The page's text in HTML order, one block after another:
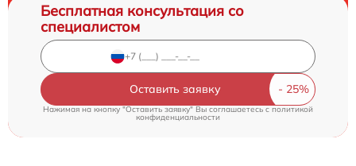
Бесплатная консультация со
специалистом
Оставить заявку
Нажимая на кнопку "Оставить заявку" Вы соглашаетесь cполитикой
конфиденциальности